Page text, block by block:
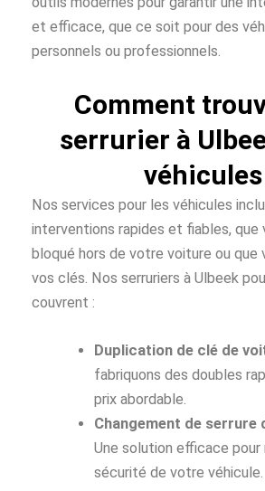
et efficace, que ce soit pour des
personnels ou professionnels.
Comment
serrurier à
véhicules
Nos services pour les véhicules
interventions rapides et fiables, que
bloqué hors de votre voiture ou que
vos clés. Nos serruriers à Ulbeek
couvrent :
Duplication de clé de
fabriquons des doubles
prix abordable.
Changement de serrure
Une solution efficace pour
sécurité de votre véhicule.